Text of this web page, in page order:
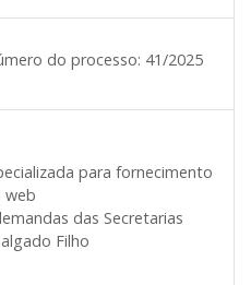
do processo: 41/2025
para fornecimento
web
das Secretarias
Filho